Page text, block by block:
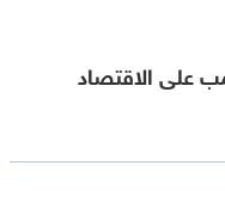
على الاقتصاد